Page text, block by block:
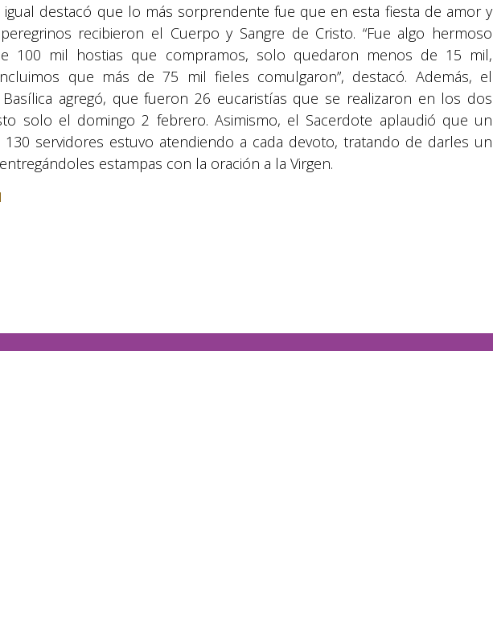
igual destacó que lo más sorprendente fue que en esta fiesta de amor y
recibieron el Cuerpo y Sangre de Cristo. “Fue algo hermoso
100 mil hostias que compramos, solo quedaron menos de 15 mil,
que más de 75 mil fieles comulgaron”, destacó. Además, el
agregó, que fueron 26 eucaristías que se realizaron en los dos
solo el domingo 2 febrero. Asimismo, el Sacerdote aplaudió que un
servidores estuvo atendiendo a cada devoto, tratando de darles un
estampas con la oración a la Virgen.
Suyapa Medios, es una multiplataforma de
comunicación católica en Honduras,
promovida por la Fundación para la Educación
y la Comunicación Social.